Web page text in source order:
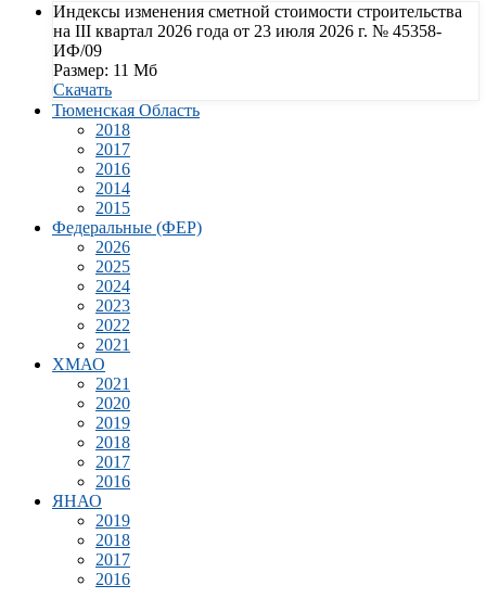
Индексы изменения сметной стоимости строительства
на III квартал 2026 года от 23 июля 2026 г. № 45358-
ИФ/09
Размер: 11 Мб
Скачать
Тюменская Область
2018
2017
2016
2014
2015
Федеральные (ФЕР)
2026
2025
2024
2023
2022
2021
ХМАО
2021
2020
2019
2018
2017
2016
ЯНАО
2019
2018
2017
2016